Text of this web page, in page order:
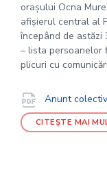
orașului Ocna
afișierul central al
începând de astăzi
– lista persoanelor
plicuri cu
Documente
Anunt
CITEȘTE MAI